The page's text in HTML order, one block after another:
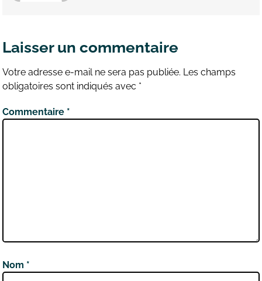
Laisser un commentaire
Votre adresse e-mail ne sera pas publiée. Les champs
obligatoires sont indiqués avec *
Commentaire *
Nom *